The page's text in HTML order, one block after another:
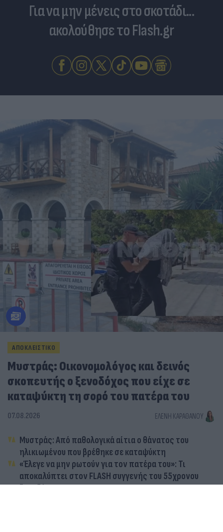
Για να μην μένεις στο σκοτάδι...
ακολούθησε το Flash.gr
ΑΠΟΚΛΕΙΣΤΙΚΟ
Μυστράς: Οικονομολόγος και δεινός
σκοπευτής ο ξενοδόχος που είχε σε
καταψύκτη τη σορό του πατέρα του
07.08.2026 ΕΛΈΝΗ ΚΑΡΑΘΆΝΟΥ
Μυστράς: Από παθολογικά αίτια ο θάνατος του
ηλικιωμένου που βρέθηκε σε καταψύκτη
«Έλεγε να μην ρωτούν για τον πατέρα του»: Τι
αποκαλύπτει στον FLASH συγγενής του 55χρονου
ξενοδόχου